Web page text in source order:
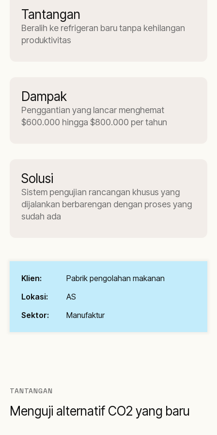
Tantangan
Beralih ke refrigeran baru tanpa kehilangan
produktivitas
Dampak
Penggantian yang lancar menghemat
$600.000 hingga $800.000 per tahun
Solusi
Sistem pengujian rancangan khusus yang
dijalankan berbarengan dengan proses yang
sudah ada
Klien:
Pabrik pengolahan makanan
Lokasi:
AS
Sektor:
Manufaktur
TANTANGAN
Menguji alternatif CO2 yang baru